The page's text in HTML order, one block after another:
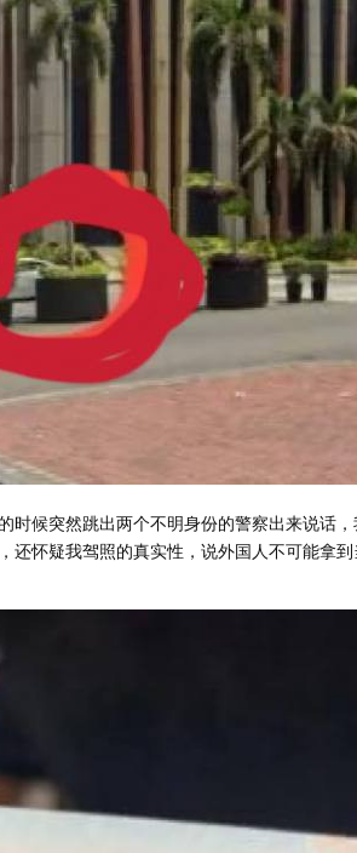
时候突然跳出两个不明身份的警察出来说话
还怀疑我驾照的真实性，说外国人不可能拿